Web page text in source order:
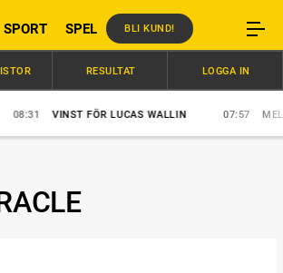
SPORT SPEL BLI KUND!
08:31 VINST FÖR LUCAS WALLIN 07:57
RESULTAT LOGGA IN